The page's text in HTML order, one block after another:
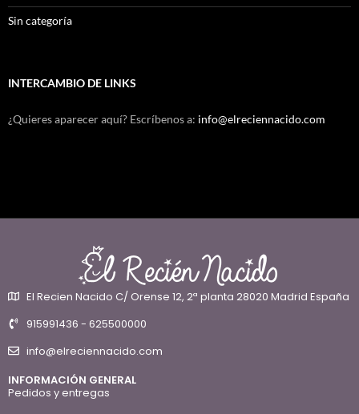
Sin categoría
INTERCAMBIO DE LINKS
¿Quieres aparecer aquí? Escríbenos a: info@elreciennacido.com
El Recien Nacido C/ Orense 12, 2ª planta 28020 Madrid España
915991436 - 625500000
info@elreciennacido.com
INFORMACIÓN GENERAL
Pedidos y entregas